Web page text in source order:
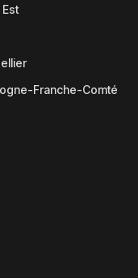
Franche-Comté